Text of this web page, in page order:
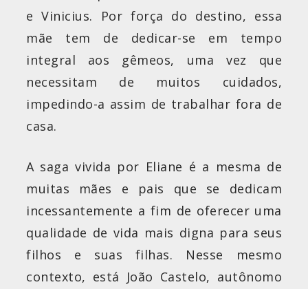
e Vinicius. Por força do destino, essa
mãe tem de dedicar-se em tempo
integral aos gêmeos, uma vez que
necessitam de muitos cuidados,
impedindo-a assim de trabalhar fora de
casa.
A saga vivida por Eliane é a mesma de
muitas mães e pais que se dedicam
incessantemente a fim de oferecer uma
qualidade de vida mais digna para seus
filhos e suas filhas. Nesse mesmo
contexto, está João Castelo, autônomo